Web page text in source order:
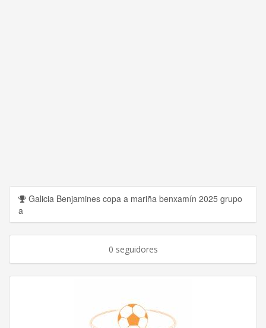
Galicia Benjamines copa a mariña benxamín 2025 grupo
a
0 seguidores